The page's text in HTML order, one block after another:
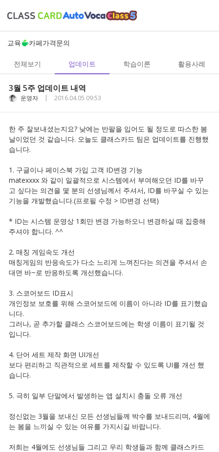
교육 카페가격문의
전체보기 업데이트 학습이론 활용사례
3월 5주 업데이트 내역
운영자 | 2016.04.05 09:53
한 주 잘보내셨는지요? 낮에는 반팔을 입어도 될 정도로 따스한 봄
날이었던 것 같습니다. 오늘도 클래스카드 팀은 업데이트를 진행했
습니다.
1. 구글이나 페이스북 가입 고객 ID변경 기능
matexxxx 와 같이 일괄적으로 시스템에서 부여해오던 ID를 바꾸
고 싶다는 의견을 몇 분의 선생님께서 주셔서, ID를 바꾸실 수 있는
기능을 개발했습니다.(프로필 수정 > ID변경 선택)
* ID는 시스템 운영상 1회만 변경 가능하오니 변경하실 때 집중해
주셔야 합니다. ^^
2. 매칭 게임속도 개선
매칭게임의 반응속도가 다소 느리게 느껴진다는 의견을 주셔서 손
대면 바~로 반응하도록 개선했습니다.
3. 스코어보드 ID표시
개인정보 보호를 위해 스코어보드에 이름이 아니라 ID를 표기했습
니다.
그러나, 곧 추가할 클래스 스코어보드에는 학생 이름이 표기될 것
입니다.
4. 단어 세트 제작 화면 UI개선
보다 편리하고 직관적으로 세트를 제작할 수 있도록 UI를 개선 했
습니다.
5. 극히 일부 단말에서 발생하는 앱 설치시 충돌 오류 개선
정신없는 3월을 보내신 모든 선생님들께 박수를 보내드리며, 4월에
는 봄을 느끼실 수 있는 여유를 가지시길 바랍니다.
저희는 4월에도 선생님들 그리고 우리 학생들과 함께 클래스카드